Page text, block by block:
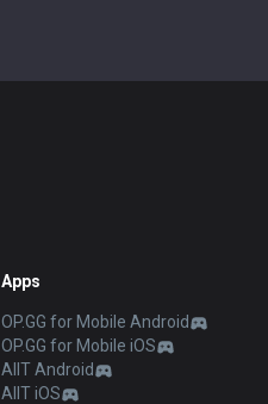
Apps
OP.GG for Mobile Android
OP.GG for Mobile iOS
AllT Android
AllT iOS